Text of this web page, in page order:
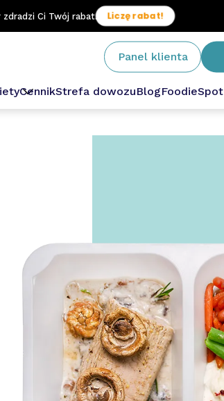
Ci Twój rabat. Liczę rabat!
Panel klienta
Dash
Lekkostrawna
Wybór Menu Premium
Wybór Menu 1.2.3
Wybór Menu Basic
High Protein
CennikStrefa dowozuBlogFoodieSpot